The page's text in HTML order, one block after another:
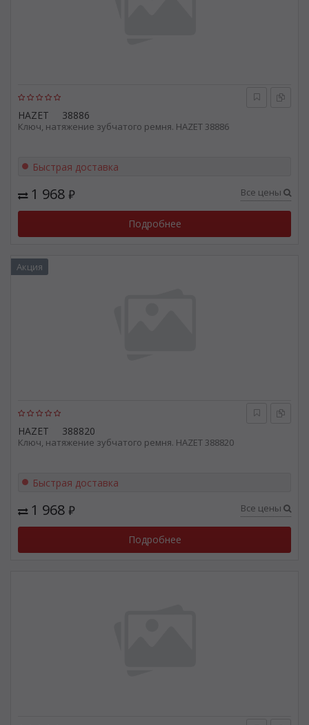
HAZET 38886
Ключ, натяжение зубчатого ремня. HAZET 38886
Быстрая доставка
1 968 ₽ Все цены
Подробнее
HAZET 388820
Ключ, натяжение зубчатого ремня. HAZET 388820
Акция
Быстрая доставка
1 968 ₽ Все цены
Подробнее